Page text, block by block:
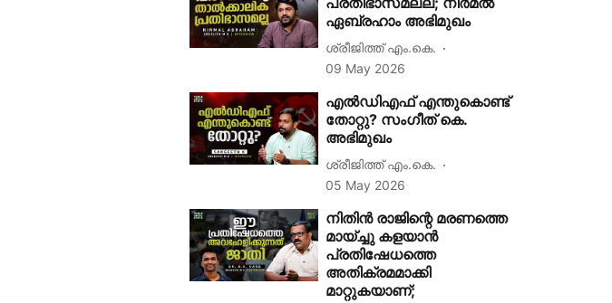
ഏബ്രഹാം അഭിമുഖം
ശ്രീജിത്ത് എം.കെ.
09 May 2026
എൽഡിഎഫ് എന്തുകൊണ്ട്
തോറ്റു? സം​ഗീത് കെ.
അഭിമുഖം
ശ്രീജിത്ത് എം.കെ.
05 May 2026
നിതിന്‍ രാജിന്റെ മരണത്തെ
മായ്ച്ചു കളയാന്‍
പ്രതിഷേധത്തെ
അതിക്രമമാക്കി
മാറ്റുകയാണ്;